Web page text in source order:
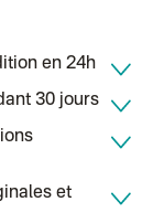
en 24h
30 jours
et